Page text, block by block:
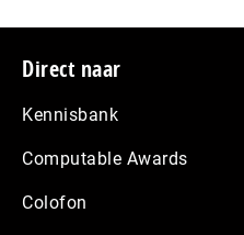
Footer
Direct naar
Kennisbank
Computable Awards
Colofon